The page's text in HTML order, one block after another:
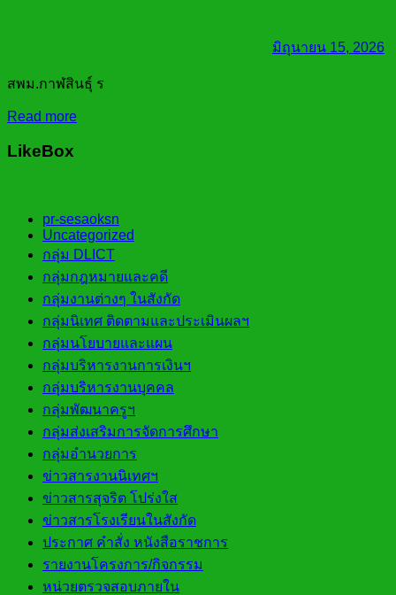
มิถุนายน 15, 2026
สพม.กาฬสินธุ์ ร
Read more
LikeBox
pr-sesaoksn
Uncategorized
กลุ่ม DLICT
กลุ่มกฎหมายและคดี
กลุ่มงานต่างๆ ในสังกัด
กลุ่มนิเทศ ติดตามและประเมินผลฯ
กลุ่มนโยบายและแผน
กลุ่มบริหารงานการเงินฯ
กลุ่มบริหารงานบุคคล
กลุ่มพัฒนาครูฯ
กลุ่มส่งเสริมการจัดการศึกษา
กลุ่มอำนวยการ
ข่าวสารงานนิเทศฯ
ข่าวสารสุจริต โปร่งใส
ข่าวสารโรงเรียนในสังกัด
ประกาศ คำสั่ง หนังสือราชการ
รายงานโครงการ/กิจกรรม
หน่วยตรวจสอบภายใน